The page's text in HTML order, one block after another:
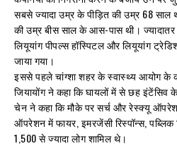
सबसे ज्यादा उम्र के पीड़ित की उम्र 68
की उम्र बीस साल के आस-पास थी।
लियूयांग पीपल्स हॉस्पिटल और लियूयांग
जाया गया।
इससे पहले चांग्शा शहर के स्वास्थ्य आयोग के
जियायोंग ने कहा कि घायलों में से छह इंटेंसिव
चेन ने कहा कि मौके पर सर्च और रेस्क्यू
ऑपरेशन में फायर, इमरजेंसी रिस्पॉन्स, पब्लिक
1,500 से ज्यादा लोग शामिल थे।